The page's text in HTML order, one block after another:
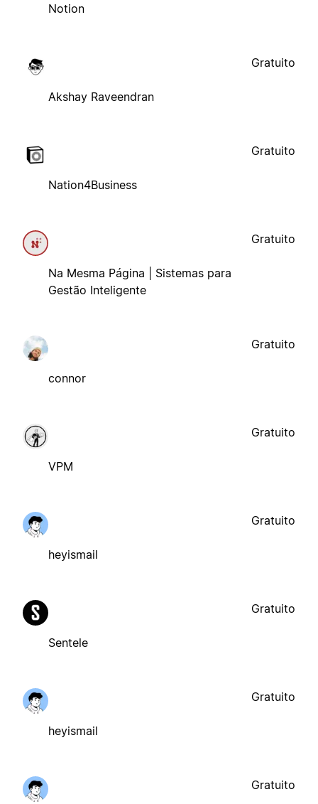
Notion
Akshay Raveendran
Gratuito
Nation4Business
Gratuito
Na Mesma Página | Sistemas para
Gestão Inteligente
Gratuito
connor
Gratuito
VPM
Gratuito
heyismail
Gratuito
Sentele
Gratuito
heyismail
Gratuito
Gratuito